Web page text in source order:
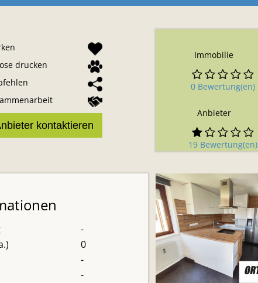
drucken
kontaktieren
-
0
-
-
Immobilie
0 Bewertung(en)
Anbieter
19 Bewertung(en)